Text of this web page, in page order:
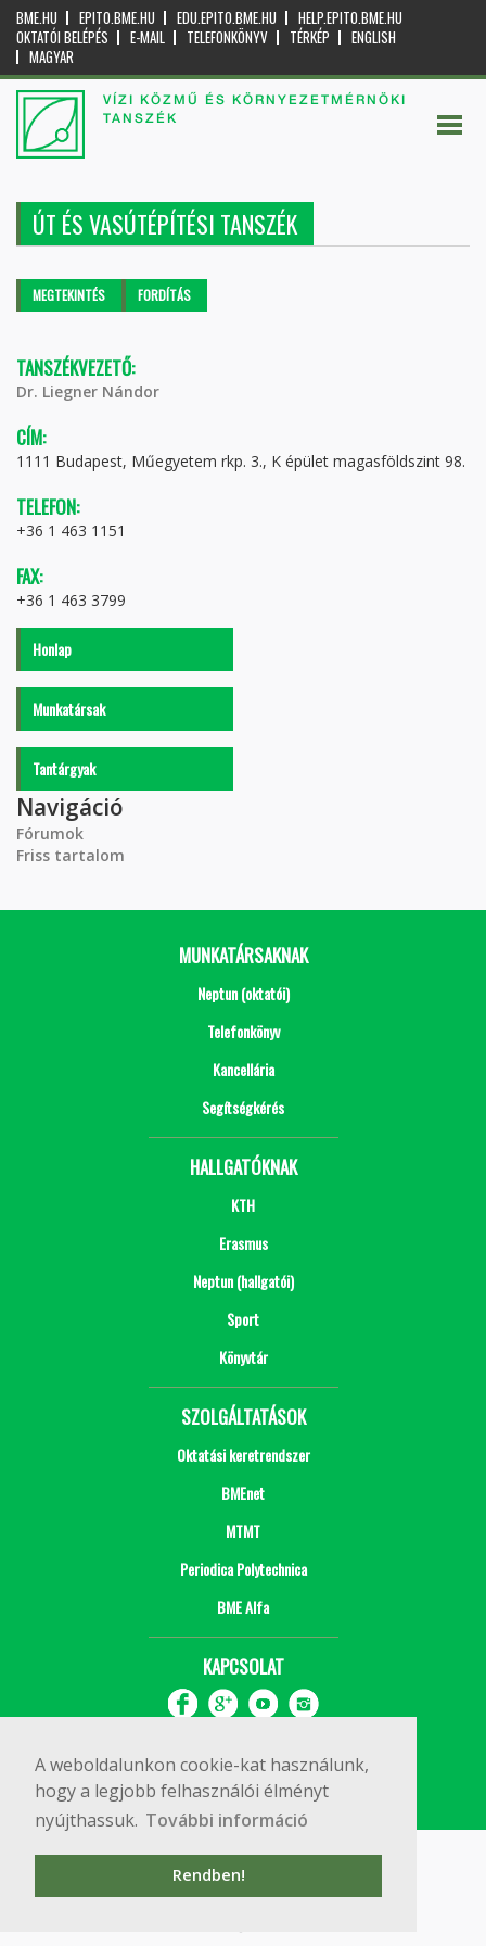
A weboldalunkon cookie-kat használunk,
hogy a legjobb felhasználói élményt
nyújthassuk. További információ
Rendben!
BME.HU EPITO.BME.HU EDU.EPITO.BME.HU
HELP.EPITO.BME.HU
OKTATÓI BELÉPÉS
E-MAIL TELEFONKÖNYV TÉRKÉP
ENGLISH
MAGYAR
VÍZI KÖZMŰ ÉS KÖRNYEZETMÉRNÖKI
TANSZÉK
ÚT ÉS VASÚTÉPÍTÉSI TANSZÉK
Elsődleges fülek
MEGTEKINTÉS (AKTÍVFORDÍTÁS
TANSZÉKVEZETŐ:
Dr. Liegner Nándor
CÍM:
1111 Budapest, Műegyetem rkp. 3., K épület magasföldszint 98.
TELEFON:
+36 1 463 1151
FAX:
+36 1 463 3799
Honlap
Munkatársak
Tantárgyak
Navigáció
Fórumok
Friss tartalom
MUNKATÁRSAKNAK
Neptun (oktatói)
Telefonkönyv
Kancellária
Segítségkérés
HALLGATÓKNAK
KTH
Erasmus
Neptun (hallgatói)
Sport
Könyvtár
SZOLGÁLTATÁSOK
Oktatási keretrendszer
BMEnet
MTMT
Periodica Polytechnica
BME Alfa
KAPCSOLAT
Copyright © 2020 BME Építőmérnöki Kar
1111 Budapest, Műegyetem rkp. 3.